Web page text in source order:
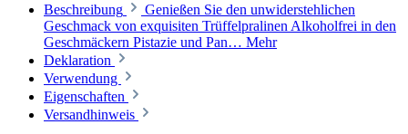
Beschreibung
Genießen Sie den unwiderstehlichen
Geschmack von exquisiten Trüffelpralinen Alkoholfrei in den
Geschmäckern Pistazie und Pan… Mehr
Deklaration
Verwendung
Eigenschaften
Versandhinweis